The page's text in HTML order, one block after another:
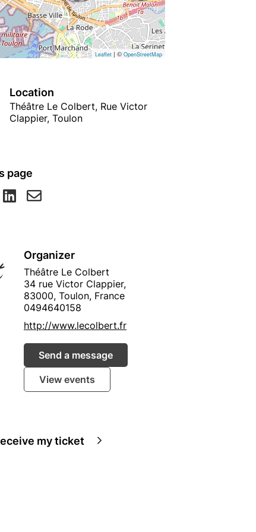
Leaflet | © OpenStreetMap
Location
Théâtre Le Colbert, Rue Victor
Clappier, Toulon
page
Organizer
Théâtre Le Colbert
34 rue Victor Clappier,
83000, Toulon, France
0494640158
http://www.lecolbert.fr
Send a message
View events
my ticket